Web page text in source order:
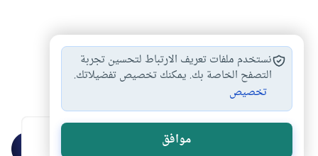
اشترك في قائمتنا البريدية ليصلك كل جديد
نستخدم ملفات تعريف الارتباط لتحسين تجربة
التصفح الخاصة بك. يمكنك تخصيص تفضيلاتك.
تخصيص
موافق